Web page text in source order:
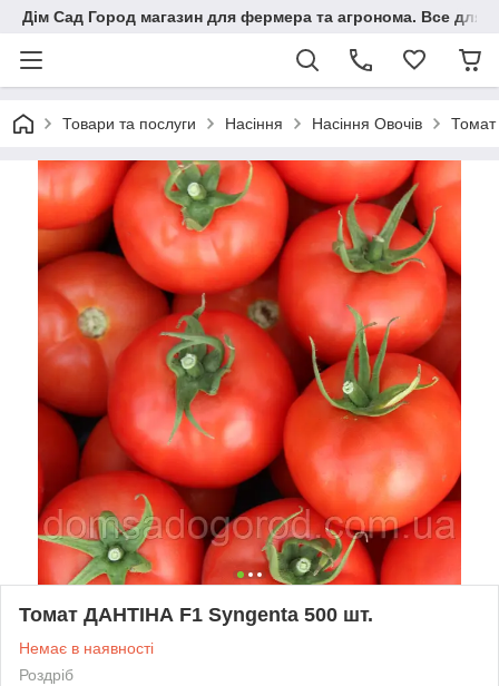
Дім Сад Город магазин для фермера та агронома. Все для
Товари та послуги Насіння Насіння Овочів
Томат ДАНТІНА F1 Syngenta 500 шт.
Немає в наявності
Роздріб